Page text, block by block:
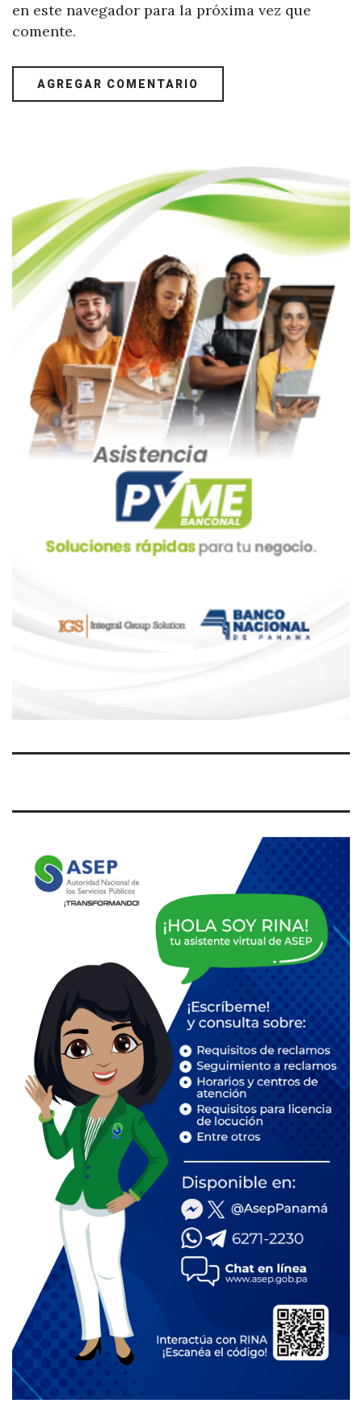
en este navegador para la próxima vez que
comente.